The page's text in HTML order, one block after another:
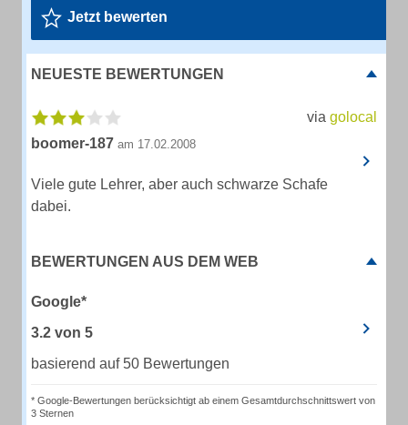
Jetzt bewerten
NEUESTE BEWERTUNGEN
via golocal
boomer-187 am 17.02.2008
Viele gute Lehrer, aber auch schwarze Schafe
dabei.
BEWERTUNGEN AUS DEM WEB
Google*
3.2 von 5
basierend auf 50 Bewertungen
* Google-Bewertungen berücksichtigt ab einem Gesamtdurchschnittswert von
3 Sternen